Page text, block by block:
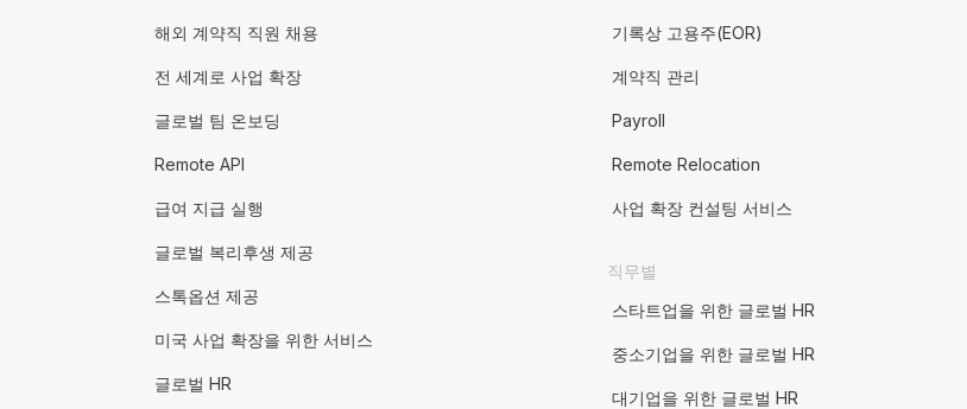
해외 계약직 직원 채용
전 세계로 사업 확장
글로벌 팀 온보딩
Remote API
급여 지급 실행
글로벌 복리후생 제공
스톡옵션 제공
미국 사업 확장을 위한 서비스
글로벌 HR
기록상 고용주(EOR)
계약직 관리
Payroll
Remote Relocation
사업 확장 컨설팅 서비스
직무별
스타트업을 위한 글로벌 HR
중소기업을 위한 글로벌 HR
대기업을 위한 글로벌 HR